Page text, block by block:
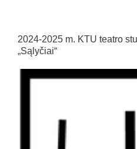
2024-2025 m. KTU teatro
„Sąlyčiai“